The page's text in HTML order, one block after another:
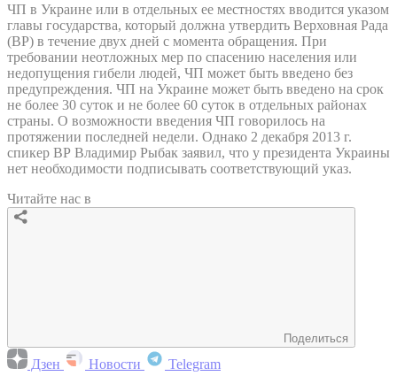
ЧП в Украине или в отдельных ее местностях вводится указом
главы государства, который должна утвердить Верховная Рада
(ВР) в течение двух дней с момента обращения. При
требовании неотложных мер по спасению населения или
недопущения гибели людей, ЧП может быть введено без
предупреждения. ЧП на Украине может быть введено на срок
не более 30 суток и не более 60 суток в отдельных районах
страны. О возможности введения ЧП говорилось на
протяжении последней недели. Однако 2 декабря 2013 г.
спикер ВР Владимир Рыбак заявил, что у президента Украины
нет необходимости подписывать соответствующий указ.
Читайте нас в
Поделиться
Дзен Новости Telegram